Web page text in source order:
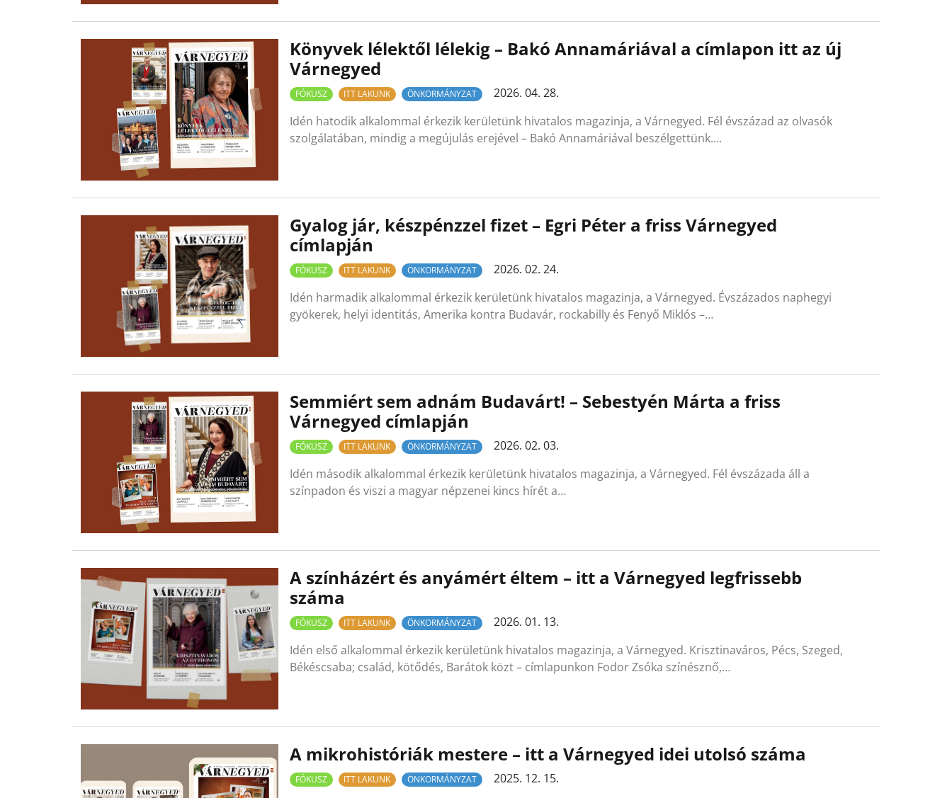
Könyvek lélektől lélekig – Bakó Annamáriával a címlapon itt az új
Várnegyed
FÓKUSZ ITT LAKUNK ÖNKORMÁNYZAT
2026. 04. 28.
Idén hatodik alkalommal érkezik kerületünk hivatalos magazinja, a Várnegyed. Fél évszázad az olvasók
szolgálatában, mindig a megújulás erejével – Bakó Annamáriával beszélgettünk….
Gyalog jár, készpénzzel fizet – Egri Péter a friss Várnegyed
címlapján
FÓKUSZ ITT LAKUNK ÖNKORMÁNYZAT
2026. 02. 24.
Idén harmadik alkalommal érkezik kerületünk hivatalos magazinja, a Várnegyed. Évszázados naphegyi
gyökerek, helyi identitás, Amerika kontra Budavár, rockabilly és Fenyő Miklós –…
Semmiért sem adnám Budavárt! – Sebestyén Márta a friss
Várnegyed címlapján
FÓKUSZ ITT LAKUNK ÖNKORMÁNYZAT
2026. 02. 03.
Idén második alkalommal érkezik kerületünk hivatalos magazinja, a Várnegyed. Fél évszázada áll a
színpadon és viszi a magyar népzenei kincs hírét a…
A színházért és anyámért éltem – itt a Várnegyed legfrissebb
száma
FÓKUSZ ITT LAKUNK ÖNKORMÁNYZAT
2026. 01. 13.
Idén első alkalommal érkezik kerületünk hivatalos magazinja, a Várnegyed. Krisztinaváros, Pécs, Szeged,
Békéscsaba; család, kötődés, Barátok közt – címlapunkon Fodor Zsóka színésznő,…
A mikrohistóriák mestere – itt a Várnegyed idei utolsó száma
FÓKUSZ ITT LAKUNK ÖNKORMÁNYZAT
2025. 12. 15.